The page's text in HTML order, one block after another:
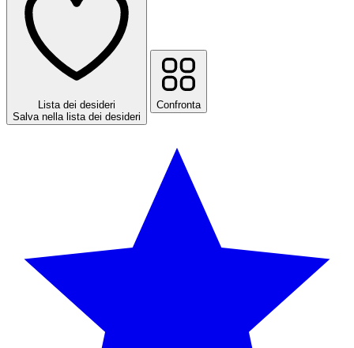
Lista dei desideri
Salva nella lista dei desideri
Confronta